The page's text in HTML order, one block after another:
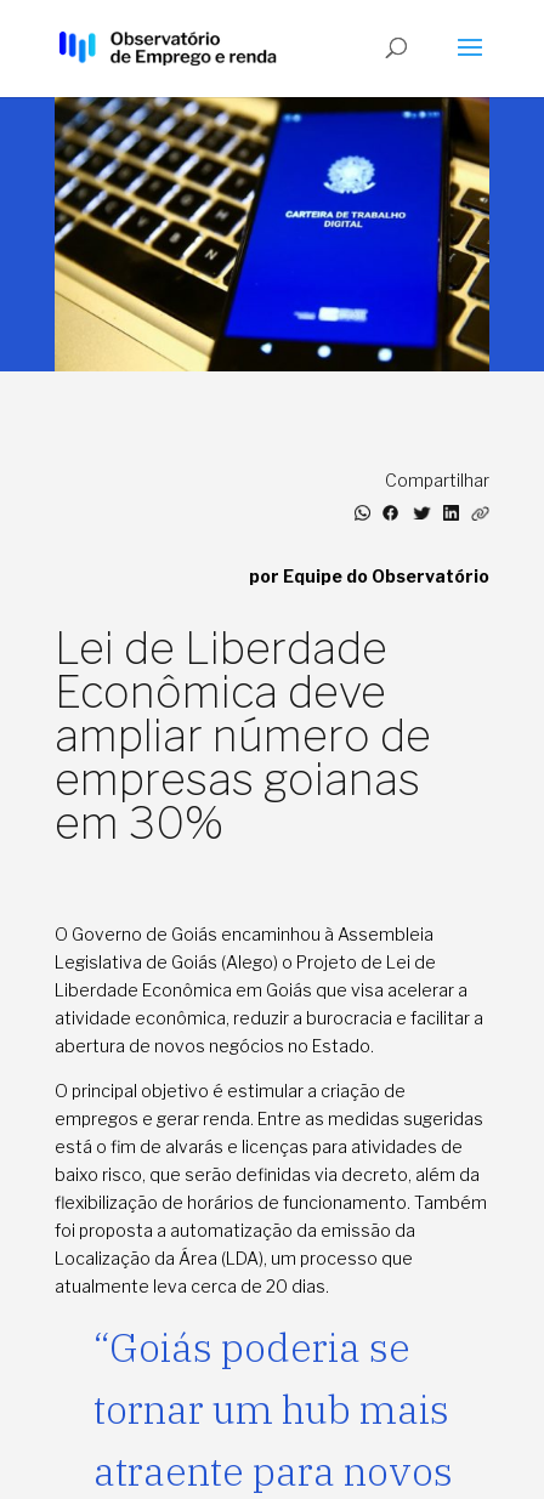
Compartilhar
por Equipe do Observatório
Lei de Liberdade
Econômica deve
ampliar número de
empresas goianas
em 30%
O Governo de Goiás encaminhou à Assembleia
Legislativa de Goiás (Alego) o Projeto de Lei de
Liberdade Econômica em Goiás que visa acelerar a
atividade econômica, reduzir a burocracia e facilitar a
abertura de novos negócios no Estado.
O principal objetivo é estimular a criação de
empregos e gerar renda. Entre as medidas sugeridas
está o fim de alvarás e licenças para atividades de
baixo risco, que serão definidas via decreto, além da
flexibilização de horários de funcionamento. Também
foi proposta a automatização da emissão da
Localização da Área (LDA), um processo que
atualmente leva cerca de 20 dias.
“Goiás poderia se
tornar um hub mais
atraente para novos